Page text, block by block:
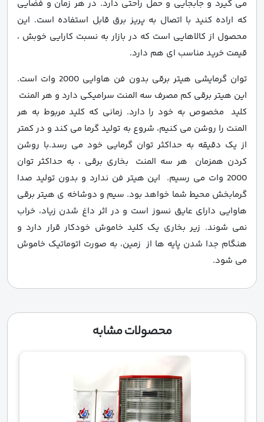
می گیرد و جابجایی و حمل راحتی دارد. در هر زمان و فضایی
که اراده کنید با اتصال به پریز برق قابل استفاده است. این
محصول از کالاهایی است که در بازار به نسبت کارایی خوبش ،
قیمت خرید مناسب ای هم دارد.
توان گرمایشی هیتر برقی بدون فن هاوایی 2000 وات است.
این هیتر برقی کم مصرف سه المنت سرامیکی دارد و هر المنت
کلید مخصوص به خود را دارد. زمانی که کلید مربوط به هر
المنت را روشن می کنیم، شروع به تولید گرما می کند و در کمتر
از یک دقیقه به حداکثر توان گرمایی خود می رسد.با روشن
کردن همزمان هر سه المنت بخاری برقی ، به حداکثر توان
2000 وات می رسیم. این هیتر فن ندارد و بدون تولید صدا
گرمابخش محیط شما خواهد بود. سیم و دوشاخه ی هیتر برقی
هاوایی دارای عایق نسوز است و در اثر داغ شدن زیاد، خراب
نمی شوند. زیر بخاری یک کلید خاموش خودکار قرار دارد و
هنگام جدا شدن پایه ها از زمین، به صورت اتوماتیک خاموش
می شود.
محصولات مشابه